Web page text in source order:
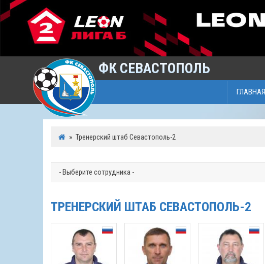
ФК СЕВАСТОПОЛЬ
ГЛАВНАЯ
» Тренерский штаб Севастополь-2
ТРЕНЕРСКИЙ ШТАБ СЕВАСТОПОЛЬ-2